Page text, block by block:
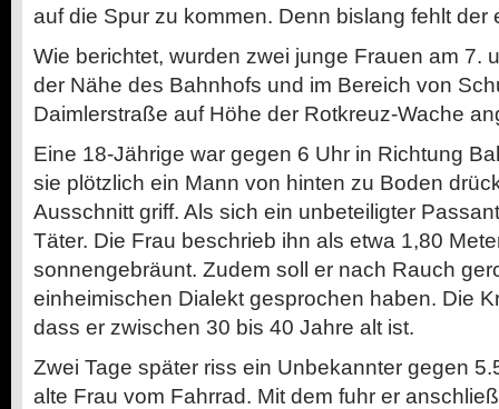
auf die Spur zu kommen. Denn bislang fehlt der
Wie berichtet, wurden zwei junge Frauen am 7.
der Nähe des Bahnhofs und im Bereich von
Daimlerstraße auf Höhe der Rotkreuz-Wache
Eine 18-Jährige war gegen 6 Uhr in Richtung
sie plötzlich ein Mann von hinten zu Boden
Ausschnitt griff. Als sich ein unbeteiligter
Täter. Die Frau beschrieb ihn als etwa 1,80
sonnengebräunt. Zudem soll er nach Rauch
einheimischen Dialekt gesprochen haben. Die
dass er zwischen 30 bis 40 Jahre alt ist.
Zwei Tage später riss ein Unbekannter gegen
alte Frau vom Fahrrad. Mit dem fuhr er